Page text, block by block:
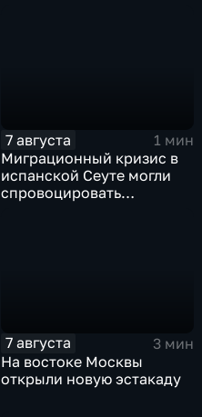
7 августа
1 мин
Миграционный кризис в
испанской Сеуте могли
спровоцировать
7 августа
3 мин
На востоке Москвы
открыли новую эстакаду